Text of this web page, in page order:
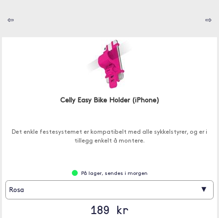
⇦ ⇨
Celly Easy Bike Holder (iPhone)
Det enkle festesystemet er kompatibelt med alle sykkelstyrer, og er i
tillegg enkelt å montere.
På lager, sendes i morgen
Rosa ▾
189 kr